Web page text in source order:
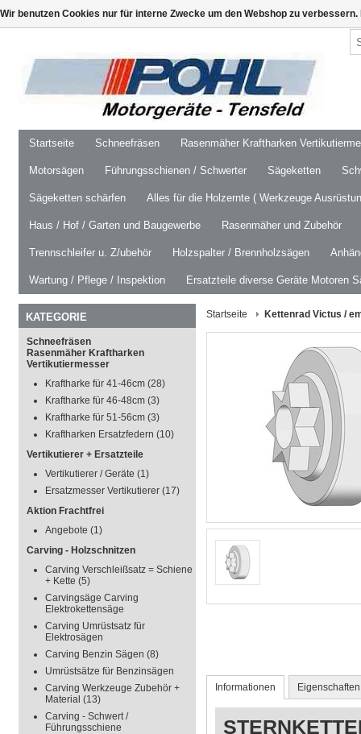
Startseite Schneefräsen Rasenmäher Kraftharken
Motorsägen Führungsschienen / Schwerter Sägeketten
Sägeketten schärfen Alles für die Holzernte ( Werkzeuge
Haus / Hof / Garten und Baugewerbe Rasenmäher und Zubehör
Trennschleifer u. Z/ubehör Holzspalter / Brennholzsägen
Wartung / Pflege / Inspektion Ersatzteile diverse Geräte Motoren
KATEGORIE
Schneefräsen
Rasenmäher Kraftharken
Vertikutiermesser
Kraftharke für 41-46cm (28)
Kraftharke für 46-48cm (3)
Kraftharke für 51-56cm (3)
Kraftharken Ersatzfedern (10)
Vertikutierer + Ersatzteile
Vertikutierer / Geräte (1)
Ersatzmesser Vertikutierer (17)
Aktion Frachtfrei
Angebote (1)
Carving - Holzschnitzen
Carving Verschleißsatz = Schiene
+ Kette (5)
Carvingsäge Carving
Elektrokettensäge
Carving Umrüstsatz für
Elektrosägen
Carving Benzin Sägen (8)
Umrüstsätze für Benzinsägen
Carving Werkzeuge Zubehör +
Material (13)
Carving - Schwert /
Führungsschiene
Startseite Kettenrad Victus /
Informationen Eigenschaften
Wir benutzen Cookies nur für interne Zwecke um den Webshop zu